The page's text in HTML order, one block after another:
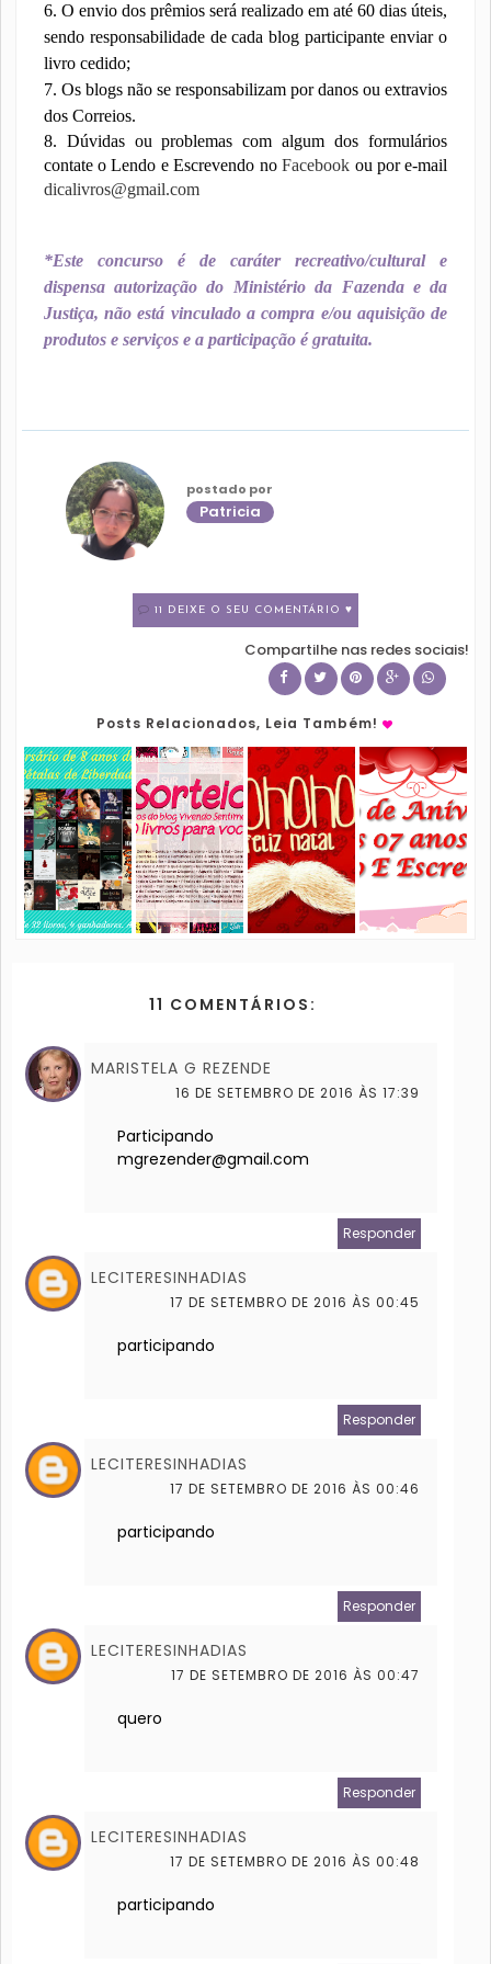
6. O envio dos prêmios será realizado em até 60 dias úteis,
sendo responsabilidade de cada blog participante enviar o
livro cedido;
7. Os blogs não se responsabilizam por danos ou extravios
dos Correios.
8. Dúvidas ou problemas com algum dos formulários
contate o Lendo e Escrevendo noFacebook ou por e-mail
dicalivros@gmail.com
*Este concurso é de caráter recreativo/cultural e
dispensa autorização do Ministério da Fazenda e da
Justiça, não está vinculado a compra e/ou aquisição de
produtos e serviços e a participação é gratuita.
postado por
Patricia
11 DEIXE O SEU COMENTÁRIO ♥
Compartilhe nas redes sociais!
Posts Relacionados, Leia Também!
11 COMENTÁRIOS:
MARISTELA G REZENDE
16 DE SETEMBRO DE 2016 ÀS 17:39
Participando
mgrezender@gmail.com
Responder
LECITERESINHADIAS
17 DE SETEMBRO DE 2016 ÀS 00:45
participando
Responder
LECITERESINHADIAS
17 DE SETEMBRO DE 2016 ÀS 00:46
participando
Responder
LECITERESINHADIAS
17 DE SETEMBRO DE 2016 ÀS 00:47
quero
Responder
LECITERESINHADIAS
17 DE SETEMBRO DE 2016 ÀS 00:48
participando